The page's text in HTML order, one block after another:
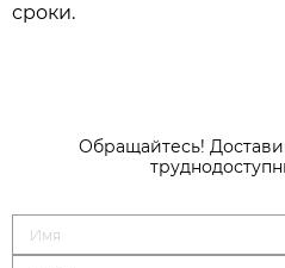
сроки.
Обращайтесь!